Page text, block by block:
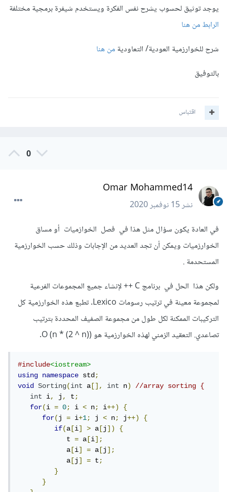
يوجد توثيق لحسوب يشرح نفس الفكرة ويستخدم شيفرة برمجية مختلفة
الرابط من هنا
شرح للخوارزمية العودية/ التعاوديةمن هنا
بالتوفيق
اقتباس
0
Omar Mohammed14
نشر15 نوفمبر 2020
في العادة يكون سؤال مثل هذا في فصل الخوازميات أو مساق
الخوارزميات ويمكن أن تجد العديد من الإجابات وذلك حسب الخوارزمية
المستحدمة .
ولكن هذا الحل في برنامج C ++ لإنشاء جميع المجموعات الفرعية
لمجموعة معينة في ترتيب رسومات Lexico. تطبع هذه الخوارزمية كل
التركيبات الممكنة لكل طول من مجموعة الصفيف المحددة بترتيب
تصاعدي. التعقيد الزمني لهذه الخوارزمية هو O (n * (2 ^ n)).
#include<iostream>
using
namespace std;
void
Sorting(int a [], int n)
//array sorting {
int
i, j, t;
for(i = 0; i < n; i++)
{
for(j = i+1; j < n; j++)
{
if(a [i] > a [j])
{
            t
= a [i];
            a
[i] = a [j];
            a
[j] = t;
}
}